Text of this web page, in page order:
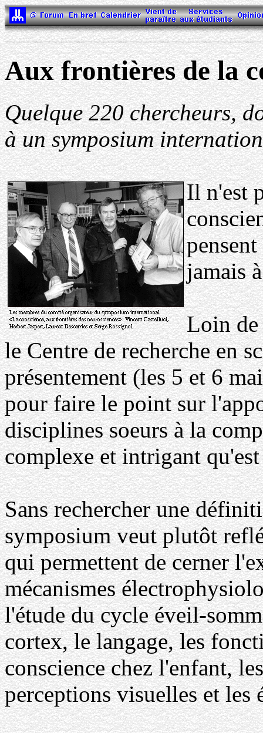
Aux frontières de la
Quelque 220 chercheurs,
à un symposium
Il n'est
jamais
Loin de
le Centre de recherche en
présentement (les 5 et 6
pour faire le point sur
disciplines soeurs à la
complexe et intrigant
Sans rechercher une
symposium veut plutôt
qui permettent de cerner
mécanismes
l'étude du cycle éveil-
cortex, le langage, les
conscience chez l'enfant,
perceptions visuelles et les